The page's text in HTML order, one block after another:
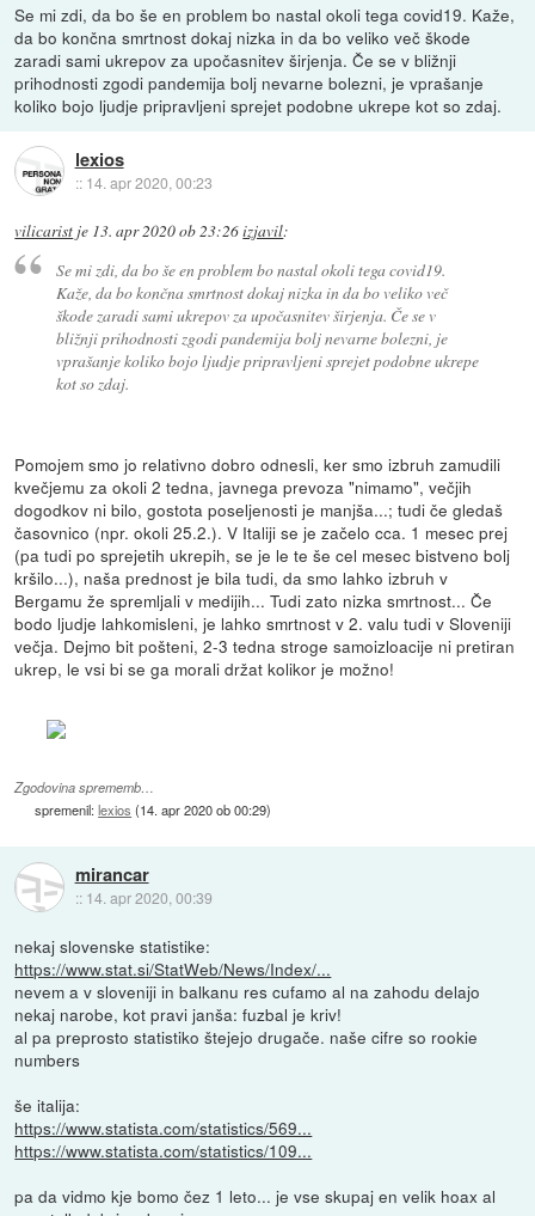
Se mi zdi, da bo še en problem bo nastal okoli tega covid19. Kaže,
da bo končna smrtnost dokaj nizka in da bo veliko več škode
zaradi sami ukrepov za upočasnitev širjenja. Če se v bližnji
prihodnosti zgodi pandemija bolj nevarne bolezni, je vprašanje
koliko bojo ljudje pripravljeni sprejet podobne ukrepe kot so zdaj.
lexios
:: 14. apr 2020, 00:23
vilicarist je 13. apr 2020 ob 23:26izjavil:
Se mi zdi, da bo še en problem bo nastal okoli tega covid19.
Kaže, da bo končna smrtnost dokaj nizka in da bo veliko več
škode zaradi sami ukrepov za upočasnitev širjenja. Če se v
bližnji prihodnosti zgodi pandemija bolj nevarne bolezni, je
vprašanje koliko bojo ljudje pripravljeni sprejet podobne ukrepe
kot so zdaj.
Pomojem smo jo relativno dobro odnesli, ker smo izbruh zamudili
kvečjemu za okoli 2 tedna, javnega prevoza "nimamo", večjih
dogodkov ni bilo, gostota poseljenosti je manjša...; tudi če gledaš
časovnico (npr. okoli 25.2.). V Italiji se je začelo cca. 1 mesec prej
(pa tudi po sprejetih ukrepih, se je le te še cel mesec bistveno bolj
kršilo...), naša prednost je bila tudi, da smo lahko izbruh v
Bergamu že spremljali v medijih... Tudi zato nizka smrtnost... Če
bodo ljudje lahkomisleni, je lahko smrtnost v 2. valu tudi v Sloveniji
večja. Dejmo bit pošteni, 2-3 tedna stroge samoizloacije ni pretiran
ukrep, le vsi bi se ga morali držat kolikor je možno!
Zgodovina sprememb…
spremenil:lexios (14. apr 2020 ob 00:29)
mirancar
:: 14. apr 2020, 00:39
nekaj slovenske statistike:
https://www.stat.si/StatWeb/News/Index/...
nevem a v sloveniji in balkanu res cufamo al na zahodu delajo
nekaj narobe, kot pravi janša: fuzbal je kriv!
al pa preprosto statistiko štejejo drugače. naše cifre so rookie
numbers
še italija:
https://www.statista.com/statistics/569...
https://www.statista.com/statistics/109...
pa da vidmo kje bomo čez 1 leto... je vse skupaj en velik hoax al